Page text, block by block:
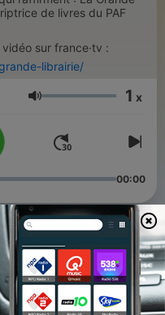
de livres du PAF
sur france·tv :
librairie/
Volume 1 x
00:00